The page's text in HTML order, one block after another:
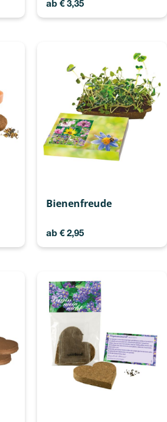
ab €3,35
Bienenfreude
ab €2,95